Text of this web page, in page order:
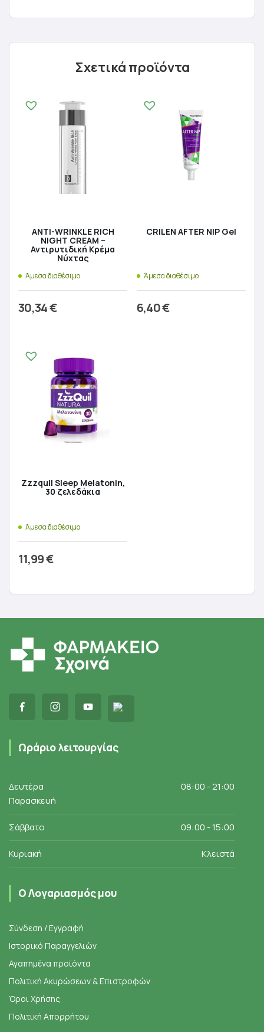
Σχετικά προϊόντα
ANTI-WRINKLE RICH
NIGHT CREAM –
Αντιρυτιδική Κρέμα
Νύχτας
Άμεσα διαθέσιμο
30,34€
CRILEN AFTER NIP Gel
Άμεσα διαθέσιμο
6,40€
Zzzquil Sleep Melatonin,
30 ζελεδάκια
Άμεσα διαθέσιμο
11,99€
Ωράριο λειτουργίας
Δευτέρα
Παρασκευή
08:00 - 21:00
Σάββατο 09:00 - 15:00
Κυριακή Κλειστά
Ο Λογαριασμός μου
Σύνδεση / Εγγραφή
Ιστορικό Παραγγελιών
Αγαπημένα προϊόντα
Πολιτική Ακυρώσεων & Επιστροφών
Όροι Χρήσης
Πολιτική Απορρήτου